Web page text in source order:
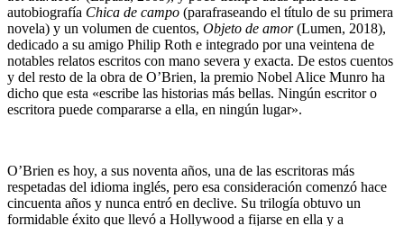
autobiografía Chica de campo (parafraseando el título de su primera
novela) y un volumen de cuentos, Objeto de amor(Lumen, 2018),
dedicado a su amigo Philip Roth e integrado por una veintena de
notables relatos escritos con mano severa y exacta. De estos cuentos
y del resto de la obra de O’Brien, la premio Nobel Alice Munro ha
dicho que esta «escribe las historias más bellas. Ningún escritor o
escritora puede compararse a ella, en ningún lugar».
O’Brien es hoy, a sus noventa años, una de las escritoras más
respetadas del idioma inglés, pero esa consideración comenzó hace
cincuenta años y nunca entró en declive. Su trilogía obtuvo un
formidable éxito que llevó a Hollywood a fijarse en ella y a